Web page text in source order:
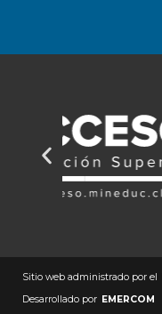
Sitio web administrado por el
Desarrollado por EMERCOM